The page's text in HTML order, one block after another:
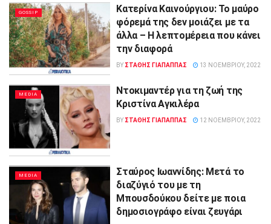
GOSSIP
Κατερίνα Καινούργιου: Το μαύρο
φόρεμά της δεν μοιάζει με τα
άλλα – Η λεπτομέρεια που κάνει
την διαφορά
BY ΣΤΑΘΗΣ ΓΊΑΠΑΠΠΑΣ 13 ΝΟΕΜΒΡΊΟΥ, 2022
MEDIA
Ντοκιμαντέρ για τη ζωή της
Κριστίνα Αγκιλέρα
BY ΣΤΑΘΗΣ ΓΊΑΠΑΠΠΑΣ 12 ΝΟΕΜΒΡΊΟΥ, 2022
MEDIA
Σταύρος Ιωαννίδης: Μετά το
διαζύγιό του με τη
Μπουσδούκου δείτε με ποια
δημοσιογράφο είναι ζευγάρι